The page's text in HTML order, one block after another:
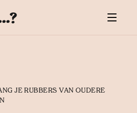
JE RUBBERS VAN OUDERE